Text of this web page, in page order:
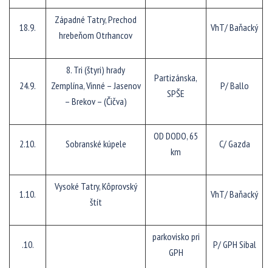
18.9.
Západné Tatry, Prechod
hrebeňom Otrhancov
VhT/ Baňacký
24.9.
8. Tri (štyri) hrady
Zemplína, Vinné – Jasenov
– Brekov – (Čičva)
Partizánska,
SPŠE
P/ Ballo
2.10. Sobranské kúpele
OD DODO, 65
km
C/ Gazda
1.10.
Vysoké Tatry, Kôprovský
štít
VhT/ Baňacký
.10.
parkovisko pri
GPH
P/ GPH Sibal